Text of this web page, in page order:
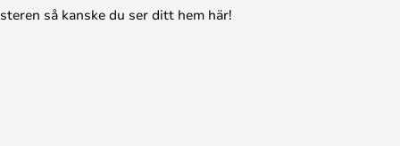
så kanske du ser ditt hem här!